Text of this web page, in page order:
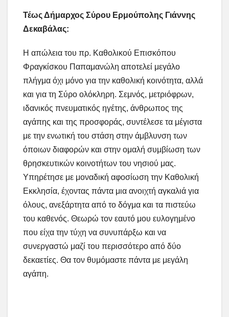
Τέως Δήμαρχος Σύρου Ερμούπολης Γιάννης
Δεκαβάλας:
Η απώλεια του πρ. Καθολικού Επισκόπου
Φραγκίσκου Παπαμανώλη αποτελεί μεγάλο
πλήγμα όχι μόνο για την καθολική κοινότητα, αλλά
και για τη Σύρο ολόκληρη. Σεμνός, μετριόφρων,
ιδανικός πνευματικός ηγέτης, άνθρωπος της
αγάπης και της προσφοράς, συντέλεσε τα μέγιστα
με την ενωτική του στάση στην άμβλυνση των
όποιων διαφορών και στην ομαλή συμβίωση των
θρησκευτικών κοινοτήτων του νησιού μας.
Υπηρέτησε με μοναδική αφοσίωση την Καθολική
Εκκλησία, έχοντας πάντα μια ανοιχτή αγκαλιά για
όλους, ανεξάρτητα από το δόγμα και τα πιστεύω
του καθενός. Θεωρώ τον εαυτό μου ευλογημένο
που είχα την τύχη να συνυπάρξω και να
συνεργαστώ μαζί του περισσότερο από δύο
δεκαετίες. Θα τον θυμόμαστε πάντα με μεγάλη
αγάπη.